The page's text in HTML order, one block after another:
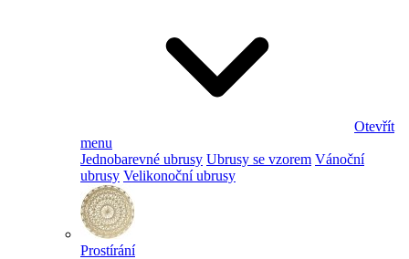
Otevřít
menu
Jednobarevné ubrusy Ubrusy se vzorem Vánoční
ubrusy Velikonoční ubrusy
Prostírání